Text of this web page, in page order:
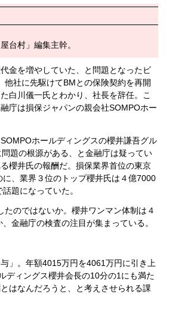
台村」編集主幹。
金を増やしていた、と問題となったビ
社に先駆けてBMとの保険契約を再開
白川儀一氏とわかり、社長を辞任。こ
庁は損保ジャパンの親会社SOMPOホー
ホールディングスの櫻井謙吾グル
題の根源がある、と金融庁は疑ってい
櫻井氏の報酬だ。損保業界首位の東京
、業界３位のトップ櫻井氏は４億7000
題になっていた。
のではないか。櫻井ワンマン体制は４
金融庁の検査の注目が集まっている。
」。年額4015万円を4061万円に引き上
ディングス櫻井会長の10分の1にも満た
はなんだろうと、と考えさせられる課